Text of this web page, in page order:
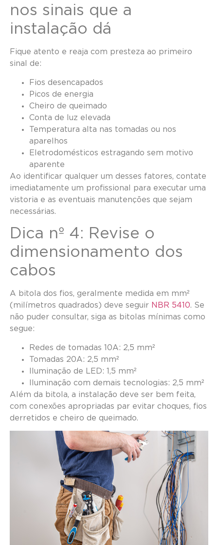
nos sinais que a
instalação dá
Fique atento e reaja com presteza ao primeiro
sinal de:
Fios desencapados
Picos de energia
Cheiro de queimado
Conta de luz elevada
Temperatura alta nas tomadas ou nos
aparelhos
Eletrodomésticos estragando sem motivo
aparente
Ao identificar qualquer um desses fatores, contate
imediatamente um profissional para executar uma
vistoria e as eventuais manutenções que sejam
necessárias.
Dica nº 4: Revise o
dimensionamento dos
cabos
A bitola dos fios, geralmente medida em mm²
(milímetros quadrados) deve seguir NBR 5410. Se
não puder consultar, siga as bitolas mínimas como
segue:
Redes de tomadas 10A: 2,5 mm²
Tomadas 20A: 2,5 mm²
Iluminação de LED: 1,5 mm²
Iluminação com demais tecnologias: 2,5 mm²
Além da bitola, a instalação deve ser bem feita,
com conexões apropriadas par evitar choques, fios
derretidos e cheiro de queimado.